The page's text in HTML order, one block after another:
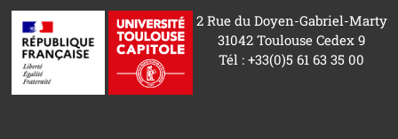
2 Rue du Doyen-Gabriel-Marty
31042 Toulouse Cedex 9
Tél : +33(0)5 61 63 35 00